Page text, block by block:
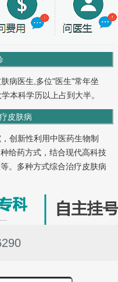
病医生,多位"医生"常年坐
本科学历以上占到大半。
皮肤病
创新性利用中医药生物制
给药方式，结合现代高科技
。多种方式综合治疗皮肤病